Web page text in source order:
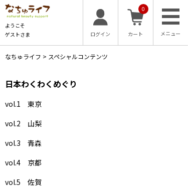
ようこそ
ゲストさま
ログイン
0
カート
なちゅライフ > スペシャルコンテンツ
日本わくわくめぐり
vol.1 東京
vol.2 山梨
vol.3 青森
vol.4 京都
vol.5 佐賀